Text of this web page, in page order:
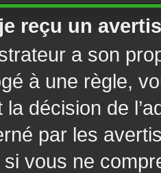
reçu un
a son
à une règle,
la décision de
par les
si vous ne